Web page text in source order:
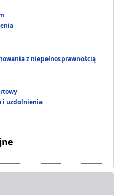
z niepełnosprawnością
i uzdolnienia